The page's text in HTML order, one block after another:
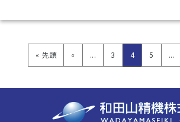
« 先頭 « ... 3 4 5 ...